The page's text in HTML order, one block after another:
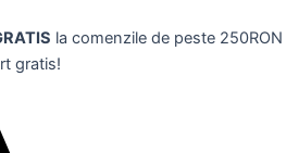
la comenzile de peste 250RON
gratis!